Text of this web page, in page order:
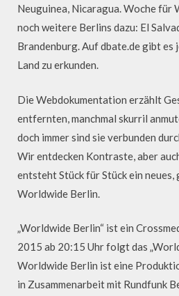
Neuguinea, Nicaragua. Woche für
noch weitere Berlins dazu: El
Brandenburg. Auf dbate.de gibt es
Land zu erkunden.
Die Webdokumentation erzählt
entfernten, manchmal skurril
doch immer sind sie verbunden
Wir entdecken Kontraste, aber
entsteht Stück für Stück ein neues,
Worldwide Berlin.
„Worldwide Berlin“ ist ein
2015 ab 20:15 Uhr folgt das
Worldwide Berlin ist eine
in Zusammenarbeit mit Rundfunk